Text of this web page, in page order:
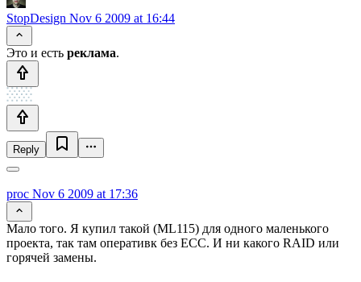
StopDesign Nov 6 2009 at 16:44
Это и есть реклама.
Reply
proc Nov 6 2009 at 17:36
Мало того. Я купил такой (ML115) для одного маленького
проекта, так там оперативк без ECC. И ни какого RAID или
горячей замены.